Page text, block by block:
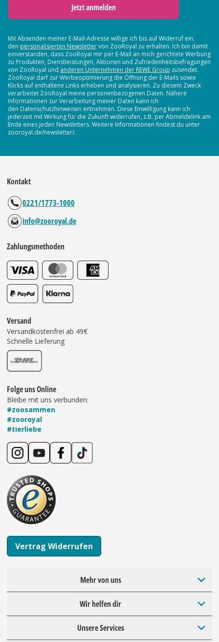
Jetzt anmelden
Mit Absenden meiner E-Mail-Adresse willige ich bis auf Widerruf ein,
den personalisierten Newslettervon ZooRoyal zu erhalten. Ich bin damit
einverstanden, dass ZooRoyal mir per E-Mail an mich gerichtete Werbung
zu Produkten, Dienstleistungen, Aktionen und Zufriedenheitsbefragungen
von ZooRoyal und anderen Unternehmen der REWE Group zusendet.
ZooRoyal darf zur Werbeoptimierung die Öffnung der E-Mails sowie
Klicks auf enthaltene Links erheben und analysieren. Zu diesem Zweck
verarbeitet ZooRoyal meine personenbezogenen Daten. Nähere
Informationen zur Verarbeitung meiner Daten kann ich
den Datenschutzhinweisen entnehmen. Diese Einwilligung kann ich
jederzeit mit Wirkung für die Zukunft widerrufen, z.B. per Abmeldelink am
Ende eines jeden Newsletters. Weitere Informationen findest du unter
zooroyal.de/newsletter/.
Kontakt
0221/1773-1000
info@zooroyal.de
Zahlungsmethoden
Versand
Versandkostenfrei ab 49€
Schnelle Lieferung
Folge uns Online
Bleibe mit uns verbunden:
#zoosammen
#zooroyal
#tierliebe
Vertrag Widerrufen
Mehr von uns
Wir helfen dir
Unsere Services